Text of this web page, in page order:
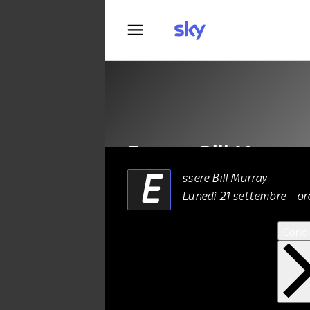
Essere Bill Murray
ALTRO 21 Settembre 2020
E
ssere Bill Murray
Lunedì 21 settembre –